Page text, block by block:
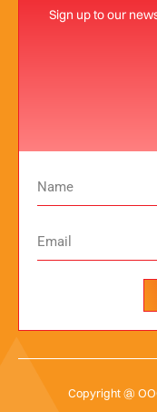
Sign up to our
Copyright @